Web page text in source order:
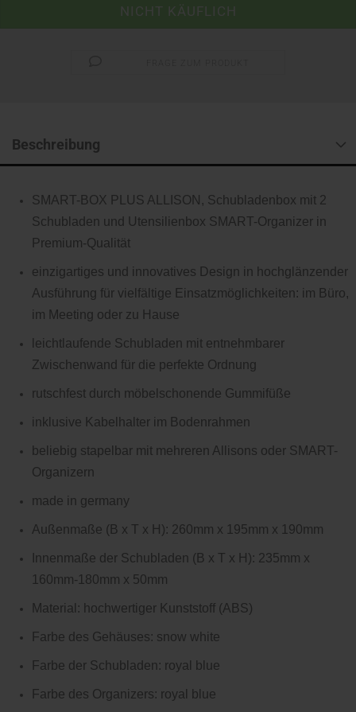
Beschreibung
SMART-BOX PLUS ALLISON, Schubladenbox mit 2
Schubladen und Utensilienbox SMART-Organizer in
Premium-Qualität
einzigartiges und innovatives Design in hochglänzender
Ausführung für vielfältige Einsatzmöglichkeiten: im Büro,
im Meeting oder zu Hause
leichtlaufende Schubladen mit entnehmbarer
Zwischenwand für die perfekte Ordnung
rutschfest durch möbelschonende Gummifüße
inklusive Kabelhalter im Bodenrahmen
beliebig stapelbar mit mehreren Allisons oder SMART-
Organizern
made in germany
Außenmaße (B x T x H): 260mm x 195mm x 190mm
Innenmaße der Schubladen (B x T x H): 235mm x
160mm-180mm x 50mm
Material: hochwertiger Kunststoff (ABS)
Farbe des Gehäuses: snow white
Farbe der Schubladen: royal blue
Farbe des Organizers: royal blue